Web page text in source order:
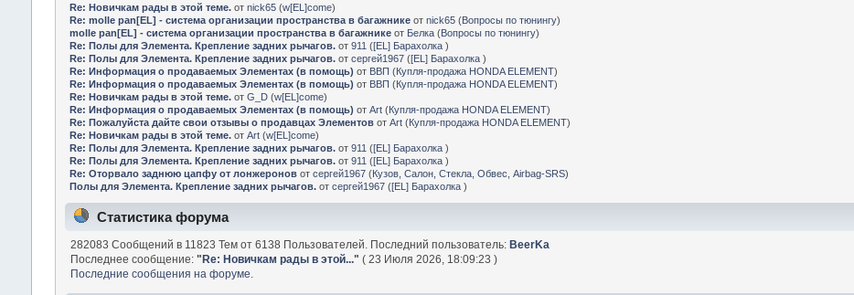
Re: Новичкам рады в этой теме. отnick65 (w[EL]come)
Re: molle pan[EL] - система организации пространства в багажнике отnick65 (Вопросы по тюнингу)
molle pan[EL] - система организации пространства в багажнике от Белка (Вопросы по тюнингу)
Re: Полы для Элемента. Крепление задних рычагов. от911 ([EL] Барахолка)
Re: Полы для Элемента. Крепление задних рычагов. отсергей1967 ([EL] Барахолка)
Re: Информация о продаваемых Элементах (в помощь) от ВВП (Купля-продажа HONDA ELEMENT)
Re: Информация о продаваемых Элементах (в помощь) от ВВП (Купля-продажа HONDA ELEMENT)
Re: Новичкам рады в этой теме. отG_D (w[EL]come)
Re: Информация о продаваемых Элементах (в помощь) отArt (Купля-продажа HONDA ELEMENT)
Re: Пожалуйста дайте свои отзывы о продавцах Элементов отArt (Купля-продажа HONDA ELEMENT)
Re: Новичкам рады в этой теме. отArt (w[EL]come)
Re: Полы для Элемента. Крепление задних рычагов. от911 ([EL] Барахолка)
Re: Полы для Элемента. Крепление задних рычагов. от911 ([EL] Барахолка)
Re: Оторвало заднюю цапфу от лонжеронов отсергей1967 (Кузов, Салон, Стекла, Обвес, Airbag-SRS)
Полы для Элемента. Крепление задних рычагов. отсергей1967 ([EL] Барахолка)
Статистика форума
282083 Сообщений в 11823 Тем от 6138 Пользователей. Последний пользователь: BeerKa
Последнее сообщение: " Re: Новичкам рады в этой..." ( 23 Июля 2026, 18:09:23 )
Последние сообщения на форуме.